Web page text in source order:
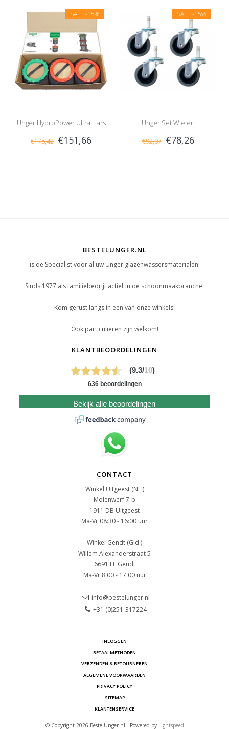
SALE -15%
Unger HydroPower Ultra Hars
(3x)
€178,42 €151,66
SALE -15%
Unger Set Wielen
€92,07 €78,26
BESTELUNGER.NL
is de Specialist voor al uw Unger glazenwassersmaterialen!
Sinds 1977 als familiebedrijf actief in de schoonmaakbranche.
Kom gerust langs in een van onze winkels!
Ook particulieren zijn welkom!
KLANTBEOORDELINGEN
(9.3/10)
636 beoordelingen
Bekijk alle beoordelingen
CONTACT
Winkel Uitgeest (NH)
Molenwerf 7-b
1911 DB Uitgeest
Ma-Vr 08:30 - 16:00 uur
Winkel Gendt (Gld.)
Willem Alexanderstraat 5
6691 EE Gendt
Ma-Vr 8:00 - 17:00 uur
info@bestelunger.nl
+31 (0)251-317224
INLOGGEN
BETAALMETHODEN
VERZENDEN & RETOURNEREN
ALGEMENE VOORWAARDEN
PRIVACY POLICY
SITEMAP
KLANTENSERVICE
© Copyright 2026 BestelUnger.nl - Powered by Lightspeed